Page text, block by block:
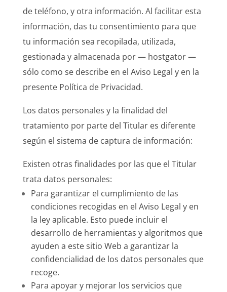
de teléfono, y otra información. Al facilitar esta
información, das tu consentimiento para que
tu información sea recopilada, utilizada,
gestionada y almacenada por — hostgator —
sólo como se describe en el Aviso Legal y en la
presente Política de Privacidad.
Los datos personales y la finalidad del
tratamiento por parte del Titular es diferente
según el sistema de captura de información:
Existen otras finalidades por las que el Titular
trata datos personales:
Para garantizar el cumplimiento de las
condiciones recogidas en el Aviso Legal y en
la ley aplicable. Esto puede incluir el
desarrollo de herramientas y algoritmos que
ayuden a este sitio Web a garantizar la
confidencialidad de los datos personales que
recoge.
Para apoyar y mejorar los servicios que